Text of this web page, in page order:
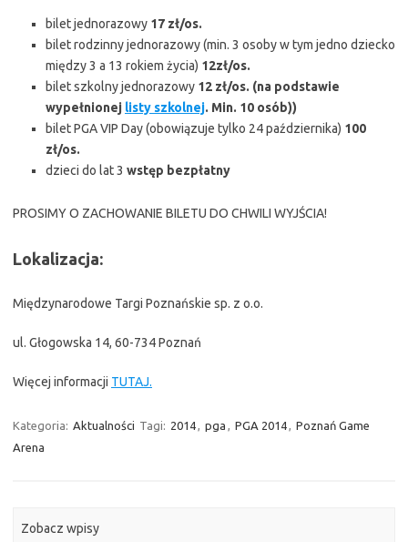
bilet jednorazowy 17 zł/os.
bilet rodzinny jednorazowy (min. 3 osoby w tym jedno dziecko
między 3 a 13 rokiem życia) 12zł/os.
bilet szkolny jednorazowy 12 zł/os. (na podstawie
wypełnionej listy szkolnej. Min. 10 osób))
bilet PGA VIP Day (obowiązuje tylko 24 października) 100
zł/os.
dzieci do lat 3 wstęp bezpłatny
PROSIMY O ZACHOWANIE BILETU DO CHWILI WYJŚCIA!
Lokalizacja:
Międzynarodowe Targi Poznańskie sp. z o.o.
ul. Głogowska 14, 60-734 Poznań
Więcej informacji TUTAJ.
Kategoria: Aktualności Tagi: 2014 pga PGA 2014
Poznań Game
Arena
Zobacz wpisy